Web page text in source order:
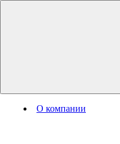
О компании